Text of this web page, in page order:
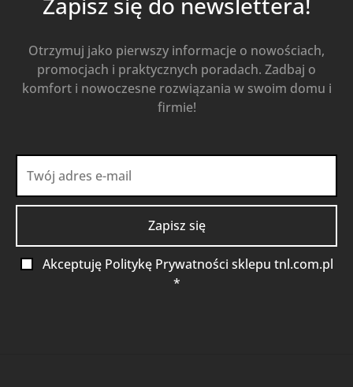
Otrzymuj jako pierwszy informacje o nowościach,
promocjach i praktycznych poradach. Zadbaj o
komfort i nowoczesne rozwiązania w swoim domu i
firmie!
Akceptuję Politykę Prywatności sklepu tnl.com.pl
*